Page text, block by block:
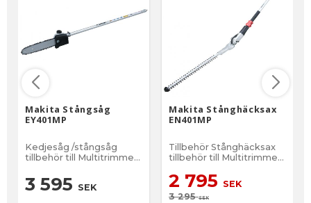
Makita Stångsåg
EY401MP
Kedjesåg /stångsåg
tillbehör till Multitrimmer
UX01GZ
3 595 SEK
Makita Stånghäcksax
EN401MP
Tillbehör Stånghäcksax
tillbehör till Multitrimmer
UX01GZ
2 795 SEK
3 295SEK